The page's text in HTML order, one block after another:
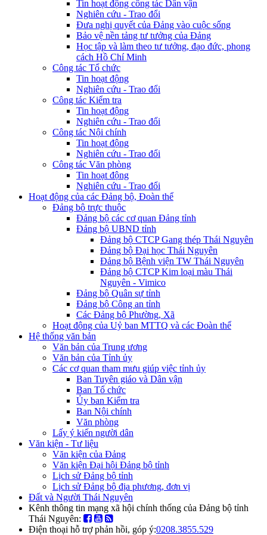
Tin hoạt động công tác Dân vận
Nghiên cứu - Trao đổi
Đưa nghị quyết của Đảng vào cuộc sống
Bảo vệ nền tảng tư tưởng của Đảng
Học tập và làm theo tư tưởng, đạo đức, phong
cách Hồ Chí Minh
Công tác Tổ chức
Tin hoạt động
Nghiên cứu - Trao đổi
Công tác Kiểm tra
Tin hoạt động
Nghiên cứu - Trao đổi
Công tác Nội chính
Tin hoạt động
Nghiên cứu - Trao đổi
Công tác Văn phòng
Tin hoạt động
Nghiên cứu - Trao đổi
Hoạt động của các Đảng bộ, Đoàn thể
Đảng bộ trực thuộc
Đảng bộ các cơ quan Đảng tỉnh
Đảng bộ UBND tỉnh
Đảng bộ CTCP Gang thép Thái Nguyên
Đảng bộ Đại học Thái Nguyên
Đảng bộ Bệnh viện TW Thái Nguyên
Đảng bộ CTCP Kim loại màu Thái
Nguyên - Vimico
Đảng bộ Quân sự tỉnh
Đảng bộ Công an tỉnh
Các Đảng bộ Phường, Xã
Hoạt động của Uỷ ban MTTQ và các Đoàn thể
Hệ thống văn bản
Văn bản của Trung ương
Văn bản của Tỉnh ủy
Các cơ quan tham mưu giúp việc tỉnh ủy
Ban Tuyên giáo và Dân vận
Ban Tổ chức
Ủy ban Kiểm tra
Ban Nội chính
Văn phòng
Lấy ý kiến người dân
Văn kiện - Tư liệu
Văn kiện của Đảng
Văn kiện Đại hội Đảng bộ tỉnh
Lịch sử Đảng bộ tỉnh
Lịch sử Đảng bộ địa phương, đơn vị
Đất và Người Thái Nguyên
Kênh thông tin mạng xã hội chính thống của Đảng bộ tỉnh
Thái Nguyên:
Điện thoại hỗ trợ phản hồi, góp ý:0208.3855.529